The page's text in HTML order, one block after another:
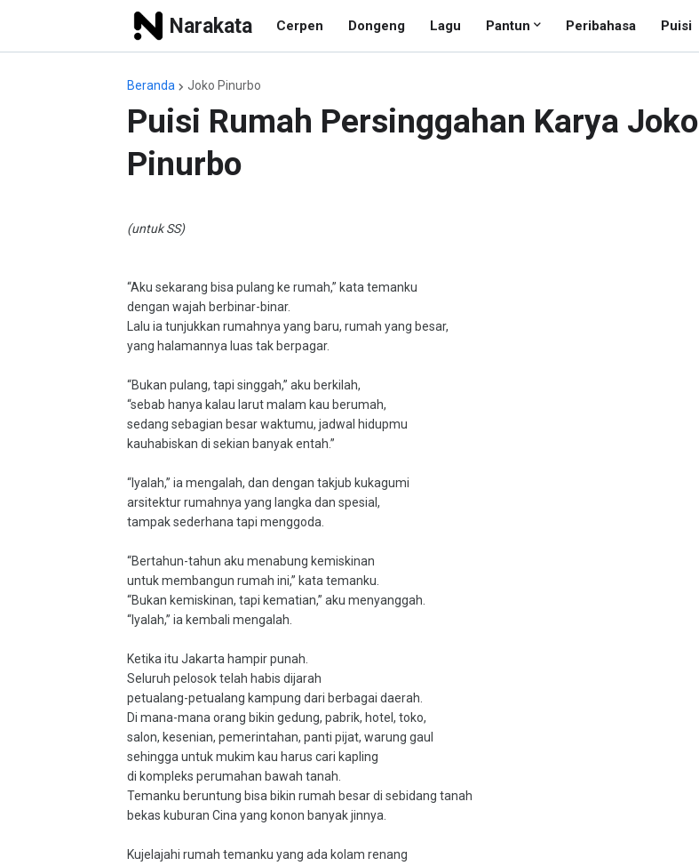
Narakata Cerpen Dongeng Lagu Pantun Peribahasa Puisi
Beranda Joko Pinurbo
Puisi Rumah Persinggahan Karya Joko
Pinurbo
(untuk SS)
“Aku sekarang bisa pulang ke rumah,” kata temanku
dengan wajah berbinar-binar.
Lalu ia tunjukkan rumahnya yang baru, rumah yang besar,
yang halamannya luas tak berpagar.
“Bukan pulang, tapi singgah,” aku berkilah,
“sebab hanya kalau larut malam kau berumah,
sedang sebagian besar waktumu, jadwal hidupmu
kauhabiskan di sekian banyak entah.”
“Iyalah,” ia mengalah, dan dengan takjub kukagumi
arsitektur rumahnya yang langka dan spesial,
tampak sederhana tapi menggoda.
“Bertahun-tahun aku menabung kemiskinan
untuk membangun rumah ini,” kata temanku.
“Bukan kemiskinan, tapi kematian,” aku menyanggah.
“Iyalah,” ia kembali mengalah.
Ketika itu Jakarta hampir punah.
Seluruh pelosok telah habis dijarah
petualang-petualang kampung dari berbagai daerah.
Di mana-mana orang bikin gedung, pabrik, hotel, toko,
salon, kesenian, pemerintahan, panti pijat, warung gaul
sehingga untuk mukim kau harus cari kapling
di kompleks perumahan bawah tanah.
Temanku beruntung bisa bikin rumah besar di sebidang tanah
bekas kuburan Cina yang konon banyak jinnya.
Kujelajahi rumah temanku yang ada kolam renang